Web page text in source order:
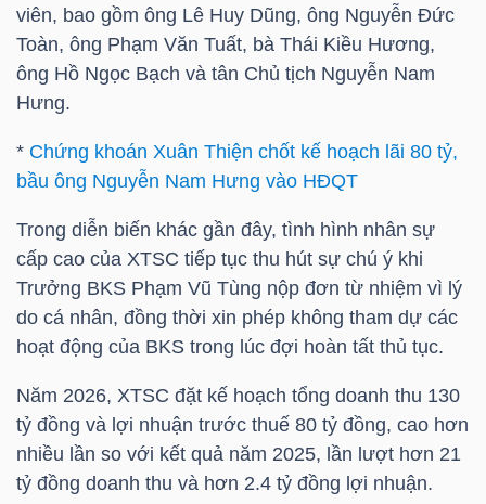
viên, bao gồm ông Lê Huy Dũng, ông Nguyễn Đức
Toàn, ông Phạm Văn Tuất, bà Thái Kiều Hương,
ông Hồ Ngọc Bạch và tân Chủ tịch Nguyễn Nam
Hưng.
* Chứng khoán Xuân Thiện chốt kế hoạch lãi 80 tỷ,
bầu ông Nguyễn Nam Hưng vào HĐQT
Trong diễn biến khác gần đây, tình hình nhân sự
cấp cao của XTSC tiếp tục thu hút sự chú ý khi
Trưởng BKS Phạm Vũ Tùng nộp đơn từ nhiệm vì lý
do cá nhân, đồng thời xin phép không tham dự các
hoạt động của BKS trong lúc đợi hoàn tất thủ tục.
Năm 2026, XTSC đặt kế hoạch tổng doanh thu 130
tỷ đồng và lợi nhuận trước thuế 80 tỷ đồng, cao hơn
nhiều lần so với kết quả năm 2025, lần lượt hơn 21
tỷ đồng doanh thu và hơn 2.4 tỷ đồng lợi nhuận.
SINH
TRÁI
PHIẾU
CÔNG
ĐẦU
TRUY
XUẤT
DỮ